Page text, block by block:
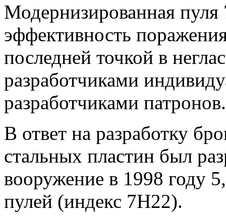
Модернизированная
эффективность
последней точкой в
разработчиками
разработчиками патронов.
В ответ на разработку
стальных пластин был
вооружение в 1998 году
пулей (индекс 7Н22).